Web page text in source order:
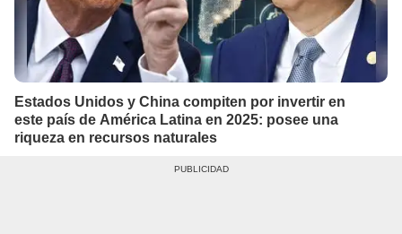
Estados Unidos y China compiten por invertir en
este país de América Latina en 2025: posee una
riqueza en recursos naturales